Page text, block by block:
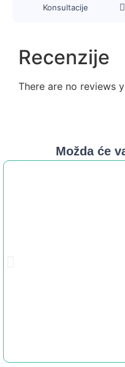
Konsultacije
Recenzije
There are no reviews
Možda će